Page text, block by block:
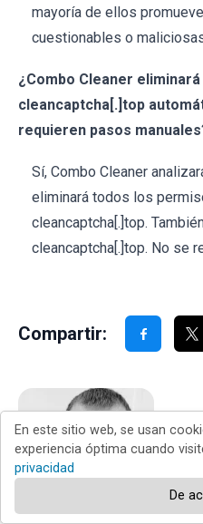
mayoría de ellos
cuestionables o
¿Combo Cleaner
cleancaptcha[.]top
requieren pasos
Sí, Combo Cleaner
eliminará todos los
cleancaptcha[.]top.
cleancaptcha[.]top. No se
Compartir:
En este sitio web, se usan
experiencia óptima cuando
privacidad
De